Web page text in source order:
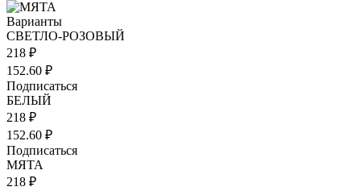
Варианты
СВЕТЛО-РОЗОВЫЙ
218 ₽
152.60 ₽
Подписаться
БЕЛЫЙ
218 ₽
152.60 ₽
Подписаться
МЯТА
218 ₽